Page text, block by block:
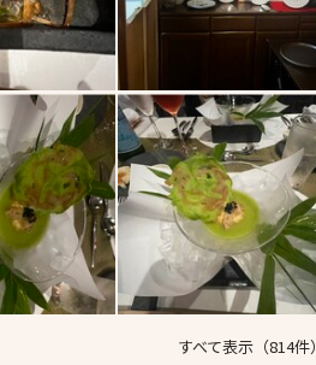
すべて表示（814件）